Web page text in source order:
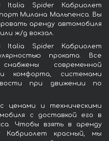
Italia Spider Кабриолет
Милана Мальпенса. Вы
аренду автомобиля
ж/д вокзал.
Italia Spider Кабриолет
проката. Все
современной
комфорта, системами
при движении по
ценами и техническими
с доставкой его в
Чтобы взять в аренду
красный, мы